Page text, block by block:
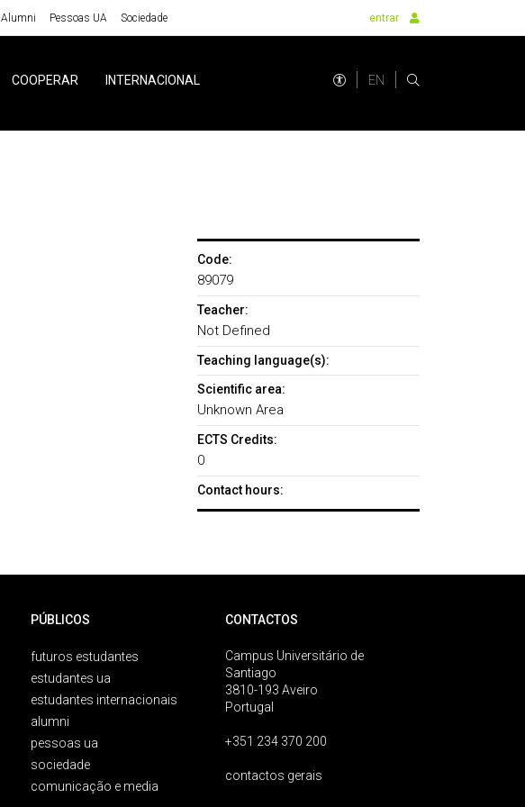
Alumni Pessoas UA Sociedade entrar
COOPERAR INTERNACIONAL EN
Code:
89079
Teacher:
Not Defined
Teaching language(s):
Scientific area:
Unknown Area
ECTS Credits:
0
Contact hours:
PÚBLICOS
futuros estudantes
estudantes ua
estudantes internacionais
alumni
pessoas ua
sociedade
comunicação e media
CONTACTOS
Campus Universitário de
Santiago
3810-193 Aveiro
Portugal
+351 234 370 200
contactos gerais